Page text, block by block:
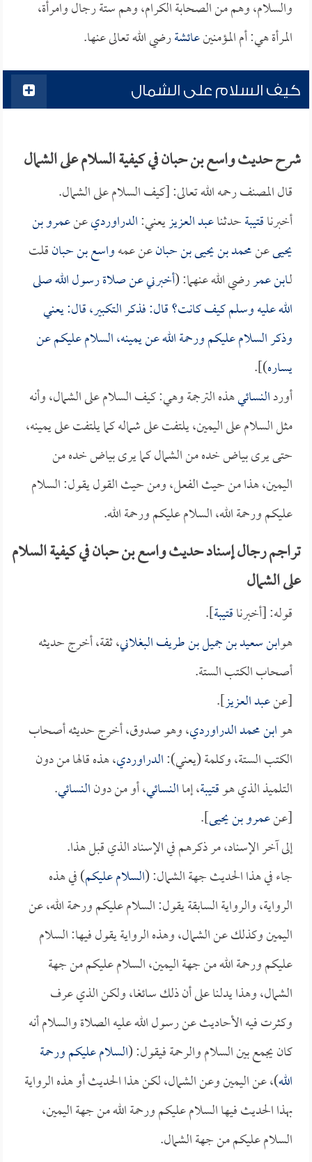
والسلام، وهم من الصحابة الكرام، وهم ستة رجال وامرأة،
المرأة هي: أم المؤمنينعائشةرضي الله تعالى عنها.
كيف السلام على الشمال
شرح حديث واسع بن حبان في كيفية السلام على الشمال
قال المصنف رحمه الله تعالى: [كيف السلام على الشمال.
أخبرناقتيبةحدثناعبد العزيزيعني:الدراورديعنعمرو بن
يحيىعنمحمد بن يحيى بن حبانعن عمهواسع بن حبانقلت
لـابن عمررضي الله عنهما: (أخبرني عن صلاة رسول الله صلى
الله عليه وسلم كيف كانت؟ قال: فذكر التكبير، قال: يعني
وذكر السلام عليكم ورحمة الله عن يمينه، السلام عليكم عن
يساره)].
أوردالنسائيهذه الترجمة وهي: كيف السلام على الشمال، وأنه
مثل السلام على اليمين، يلتفت على شماله كما يلتفت على يمينه،
حتى يرى بياض خده من الشمال كما يرى بياض خده من
اليمين، هذا من حيث الفعل، ومن حيث القول يقول: السلام
عليكم ورحمة الله، السلام عليكم ورحمة الله.
تراجم رجال إسناد حديث واسع بن حبان في كيفية السلام
على الشمال
قوله: [أخبرناقتيبة].
هوابن سعيد بن جميل بن طريف البغلاني، ثقة، أخرج حديثه
أصحاب الكتب الستة.
[عنعبد العزيز].
هوابن محمد الدراوردي، وهو صدوق، أخرج حديثه أصحاب
الكتب الستة، وكلمة (يعني):الدراوردي، هذه قالها من دون
التلميذ الذي هوقتيبة، إماالنسائي، أو من دونالنسائي.
[عنعمرو بن يحيى].
إلى آخر الإسناد، مر ذكرهم في الإسناد الذي قبل هذا.
جاء في هذا الحديث جهة الشمال: (السلام عليكم) في هذه
الرواية، والرواية السابقة يقول: السلام عليكم ورحمة الله، عن
اليمين وكذلك عن الشمال، وهذه الرواية يقول فيها: السلام
عليكم ورحمة الله من جهة اليمين، السلام عليكم من جهة
الشمال، وهذا يدلنا على أن ذلك سائغا، ولكن الذي عرف
وكثرت فيه الأحاديث عن رسول الله عليه الصلاة والسلام أنه
كان يجمع بين السلام والرحمة فيقول: (السلام عليكم ورحمة
الله)، عن اليمين وعن الشمال، لكن هذا الحديث أو هذه الرواية
بهذا الحديث فيها السلام عليكم ورحمة الله من جهة اليمين،
السلام عليكم من جهة الشمال.